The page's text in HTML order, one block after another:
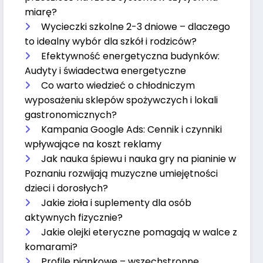
miarę?
Wycieczki szkolne 2-3 dniowe – dlaczego
to idealny wybór dla szkół i rodziców?
Efektywność energetyczna budynków:
Audyty i świadectwa energetyczne
Co warto wiedzieć o chłodniczym
wyposażeniu sklepów spożywczych i lokali
gastronomicznych?
Kampania Google Ads: Cennik i czynniki
wpływające na koszt reklamy
Jak nauka śpiewu i nauka gry na pianinie w
Poznaniu rozwijają muzyczne umiejętności
dzieci i dorosłych?
Jakie zioła i suplementy dla osób
aktywnych fizycznie?
Jakie olejki eteryczne pomagają w walce z
komarami?